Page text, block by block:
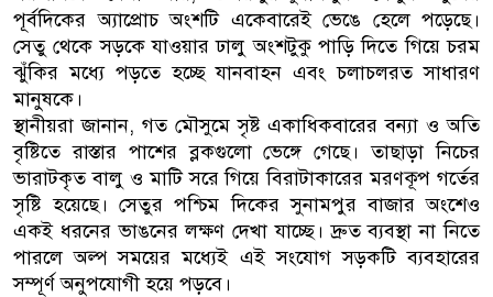
পূর্বদিকের অ্যাপ্রোচ অংশটি একেবারেই ভেঙে হেলে পড়েছে।
সেতু থেকে সড়কে যাওয়ার ঢালু অংশটুকু পাড়ি দিতে গিয়ে চরম
ঝুঁকির মধ্যে পড়তে হচ্ছে যানবাহন এবং চলাচলরত সাধারণ
মানুষকে।
স্থানীয়রা জানান, গত মৌসুমে সৃষ্ট একাধিকবারের বন্যা ও অতি
বৃষ্টিতে রাস্তার পাশের ব্লকগুলো ভেঙ্গে গেছে। তাছাড়া নিচের
ভারাটকৃত বালু ও মাটি সরে গিয়ে বিরাটাকারের মরণকূপ গর্তের
সৃষ্টি হয়েছে। সেতুর পশ্চিম দিকের সুনামপুর বাজার অংশেও
একই ধরনের ভাঙনের লক্ষণ দেখা যাচ্ছে। দ্রুত ব্যবস্থা না নিতে
পারলে অল্প সময়ের মধ্যেই এই সংযোগ সড়কটি ব্যবহারের
সম্পূর্ণ অনুপযোগী হয়ে পড়বে।